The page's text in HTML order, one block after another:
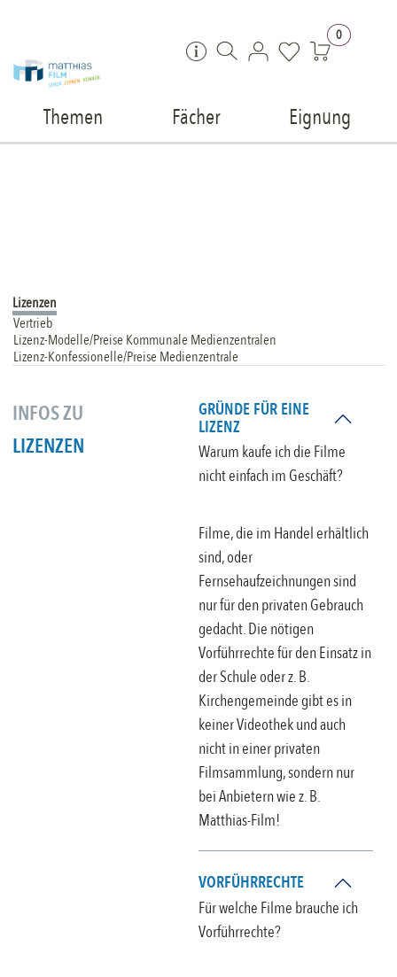
0
Themen Fächer Eignung
Lizenzen
Vertrieb
Lizenz-Modelle/Preise Kommunale Medienzentralen
Lizenz-Konfessionelle/Preise Medienzentrale
INFOS ZU
LIZENZEN
GRÜNDE FÜR EINE
LIZENZ
Warum kaufe ich die Filme
nicht einfach im Geschäft?
Filme, die im Handel erhältlich
sind, oder
Fernsehaufzeichnungen sind
nur für den privaten Gebrauch
gedacht. Die nötigen
Vorführrechte für den Einsatz in
der Schule oder z. B.
Kirchengemeinde gibt es in
keiner Videothek und auch
nicht in einer privaten
Filmsammlung, sondern nur
bei Anbietern wie z. B.
Matthias-Film!
VORFÜHRRECHTE
Für welche Filme brauche ich
Vorführrechte?